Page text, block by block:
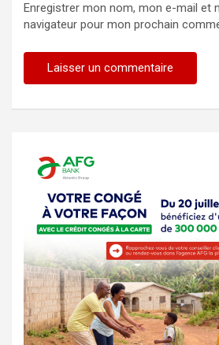
Enregistrer mon nom, mon e-mail et
navigateur pour mon prochain